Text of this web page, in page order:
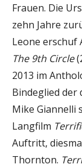
Frauen. Die
zehn Jahre
Leone erschuf
The 9th Circle
2013 im
Bindeglied der
Mike Giannelli
Langfilm
Auftritt,
Thornton.